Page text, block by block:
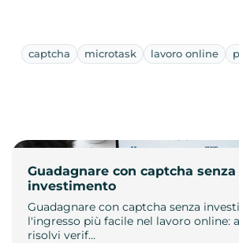
captcha microtask lavoro online
Guadagnare con captcha senza
investimento
Guadagnare con captcha senza
l'ingresso più facile nel lavoro online:
risolvi verif…